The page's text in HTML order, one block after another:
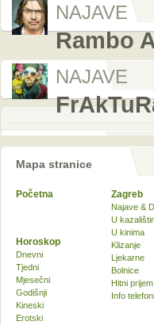
NAJAVE
Rambo
NAJAVE
Mapa stranice
Početna Zagreb
Najave &
U
U kinima
Klizanje
Ljekarne
Bolnice
Hitni prijem
Info telefoni
Horoskop
Dnevni
Tjedni
Mjesečni
Godišnji
Kineski
Erotski